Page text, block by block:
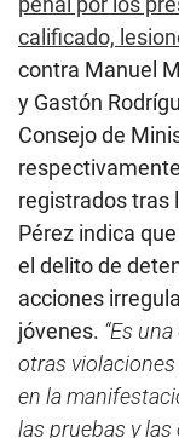
calificado,
contra Manuel
y Gastón
Consejo de
registrados tras
Pérez indica
el delito de
acciones
jóvenes. “Es
otras
en la
las pruebas y